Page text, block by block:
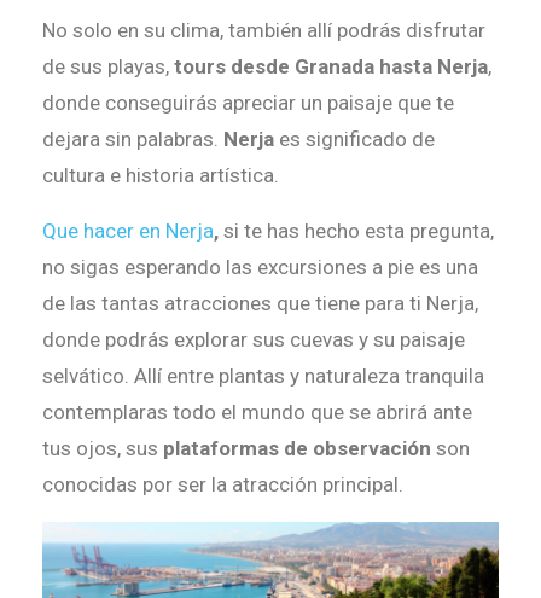
No solo en su clima, también allí podrás disfrutar
de sus playas, tours desde Granada hasta Nerja,
donde conseguirás apreciar un paisaje que te
dejara sin palabras. Nerja es significado de
cultura e historia artística.
Que hacer en Nerja, si te has hecho esta pregunta,
no sigas esperando las excursiones a pie es una
de las tantas atracciones que tiene para ti Nerja,
donde podrás explorar sus cuevas y su paisaje
selvático. Allí entre plantas y naturaleza tranquila
contemplaras todo el mundo que se abrirá ante
tus ojos, sus plataformas de observación son
conocidas por ser la atracción principal.